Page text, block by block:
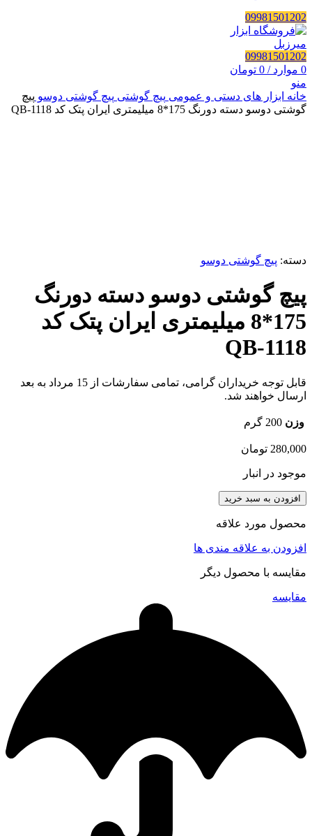
09981501202
09981501202
0 موارد /
0 تومان
منو
خانه ابزار های دستی و عمومی پیچ گوشتی پیچ گوشتی دوسو پیچ
گوشتی دوسو دسته دورنگ 175*8 میلیمتری ایران پتک کد QB-1118
دسته: پیچ گوشتی دوسو
پیچ گوشتی دوسو دسته دورنگ
175*8 میلیمتری ایران پتک کد
QB-1118
قابل توجه خریداران گرامی، تمامی سفارشات از 15 مرداد به بعد
ارسال خواهند شد.
وزن 200 گرم
280,000 تومان
موجود در انبار
افزودن به سبد خرید
محصول مورد علاقه
افزودن به علاقه مندی ها
مقایسه با محصول دیگر
مقایسه